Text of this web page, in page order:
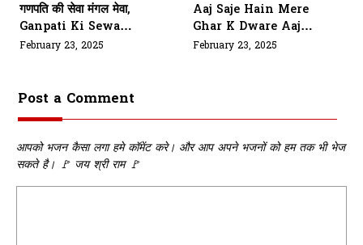
गणपति की सेवा मंगल मेवा,
Ganpati Ki Sewa
Mangal Meva
February 23, 2025
Aaj Saje Hain Mere
Ghar K Dware Aaj
Vinayak Mere Aangan
February 23, 2025
Post a Comment
आपको भजन कैसा लगा हमे कॉमेंट करे। और आप अपने भजनों को हम तक भी भेज
सकते है। 🚩 जय श्री राम 🚩